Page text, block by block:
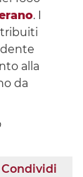
. I
alla
da
Condividi